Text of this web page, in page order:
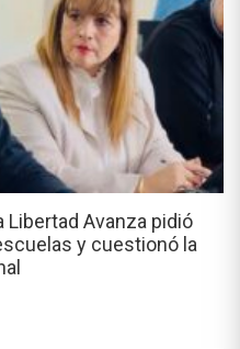
Libertad Avanza pidió
y cuestionó la